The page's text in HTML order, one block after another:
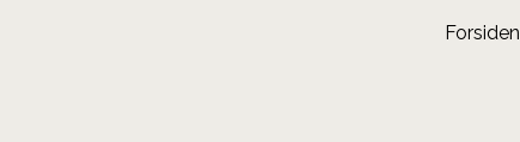
Forsiden